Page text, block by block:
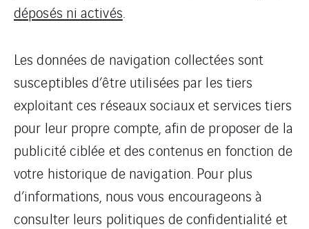
déposés ni activés.
Les données de navigation collectées sont
susceptibles d’être utilisées par les tiers
exploitant ces réseaux sociaux et services tiers
pour leur propre compte, afin de proposer de la
publicité ciblée et des contenus en fonction de
votre historique de navigation. Pour plus
d’informations, nous vous encourageons à
consulter leurs politiques de confidentialité et